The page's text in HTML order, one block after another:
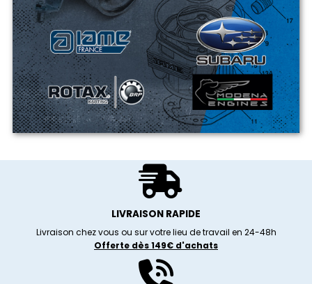
LIVRAISON RAPIDE
Livraison chez vous ou sur votre lieu de travail en 24-48h
Offerte dès 149€ d'achats